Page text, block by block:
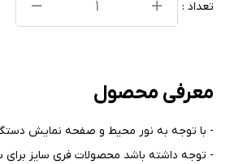
تعداد :
معرفی محصول
- با توجه به نور محیط و صفحه نمایش
- توجه داشته باشد محصولات فری سایز برای